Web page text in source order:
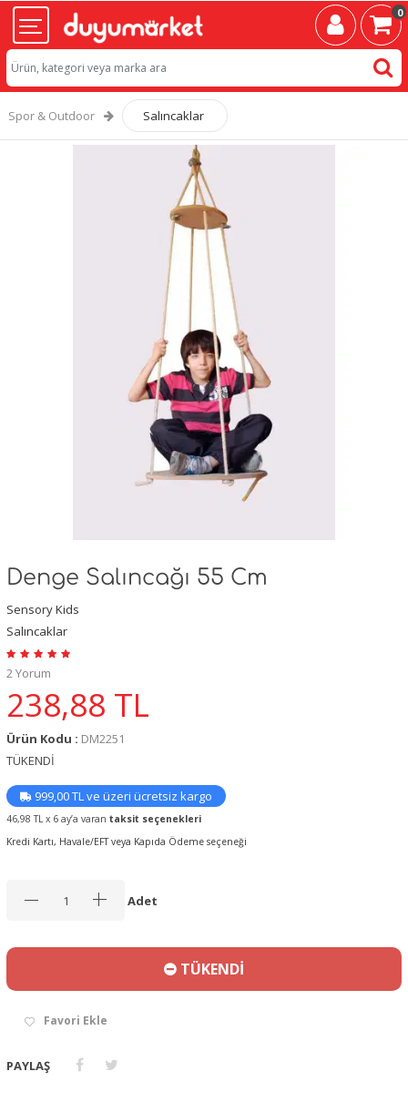
0
Spor & Outdoor Salıncaklar
Denge Salıncağı 55 Cm
Sensory Kids
Salıncaklar
2 Yorum
238,88 TL
Ürün Kodu : DM2251
TÜKENDİ
999,00 TL ve üzeri ücretsiz kargo
46,98 TL x 6 ay’a varan taksit seçenekleri
Kredi Kartı, Havale/EFT veya Kapıda Ödeme seçeneği
Adet
TÜKENDİ
Favori Ekle
PAYLAŞ